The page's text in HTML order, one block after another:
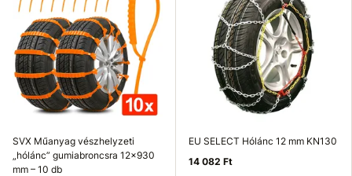
SVX Műanyag vészhelyzeti
„hólánc” gumiabroncsra 12×930
mm – 10 db
EU SELECT Hólánc 12 mm KN130
14 082 Ft